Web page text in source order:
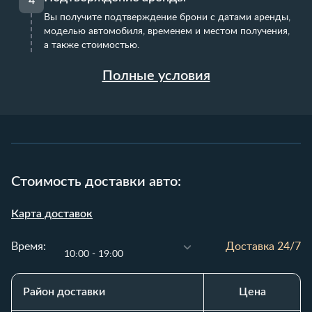
Вы получите подтверждение брони с датами аренды,
моделью автомобиля, временем и местом получения,
а также стоимостью.
Полные условия
Стоимость доставки авто:
Карта доставок
Время:
10:00 - 19:00
Доставка 24/7
Район доставки Цена